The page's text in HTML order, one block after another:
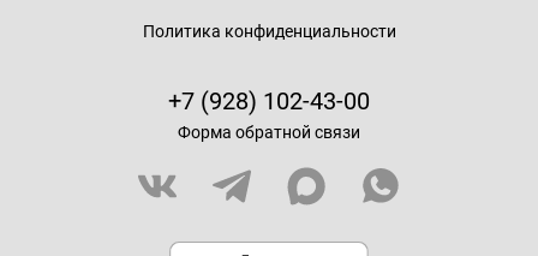
Политика конфиденциальности
+7 (928) 102-43-00
Форма обратной связи